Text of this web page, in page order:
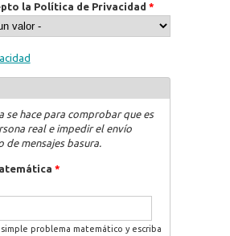
la Política de Privacidad *
se hace para comprobar que es
real e impedir el envío
de mensajes basura.
*
problema matemático y escriba